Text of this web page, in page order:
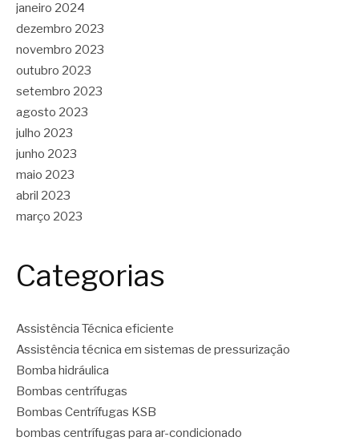
janeiro 2024
dezembro 2023
novembro 2023
outubro 2023
setembro 2023
agosto 2023
julho 2023
junho 2023
maio 2023
abril 2023
março 2023
Categorias
Assistência Técnica eficiente
Assistência técnica em sistemas de pressurização
Bomba hidráulica
Bombas centrífugas
Bombas Centrífugas KSB
bombas centrífugas para ar-condicionado